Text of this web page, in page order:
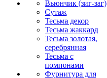
Вьюнчик (зиг-заг)
Сутаж
Тесьма декор
Тесьма жаккард
Тесьма золотая,
серебрянная
Тесьма с
помпонами
Фурнитура для